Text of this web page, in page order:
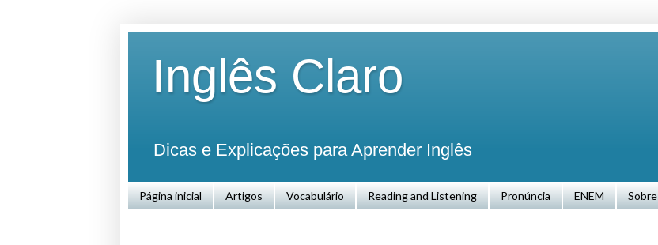
Inglês Claro
Dicas e Explicações para Aprender Inglês
Página inicial Artigos Vocabulário Reading and Listening Pronúncia ENEM Sobre